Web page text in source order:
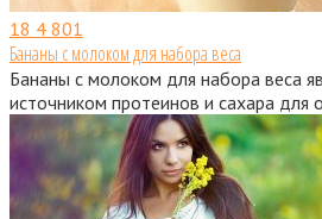
18 4 801
Бананы с молоком для набора веса
Бананы с молоком для набора веса
источником протеинов и сахара для